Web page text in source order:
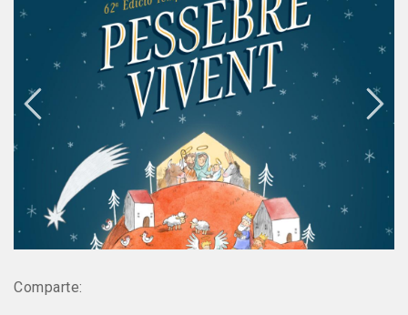
Comparte: